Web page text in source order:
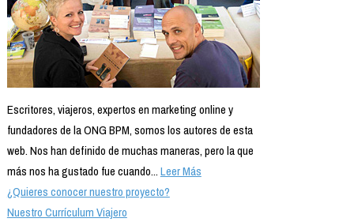
Escritores, viajeros, expertos en marketing online y
fundadores de la ONG BPM, somos los autores de esta
web. Nos han definido de muchas maneras, pero la que
más nos ha gustado fue cuando...Leer Más
¿Quieres conocer nuestro proyecto?
Nuestro Currículum Viajero